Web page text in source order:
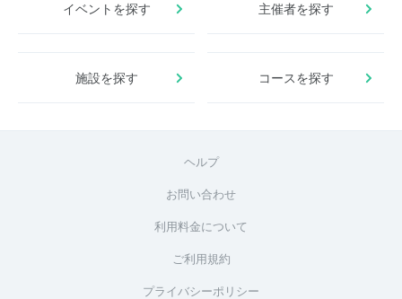
イベントを探す 主催者を探す
施設を探す コースを探す
ヘルプ
お問い合わせ
利用料金について
ご利用規約
プライバシーポリシー